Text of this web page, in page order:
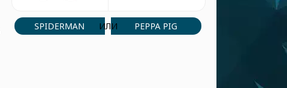
SPIDERMAN ИЛИ PEPPA PIG